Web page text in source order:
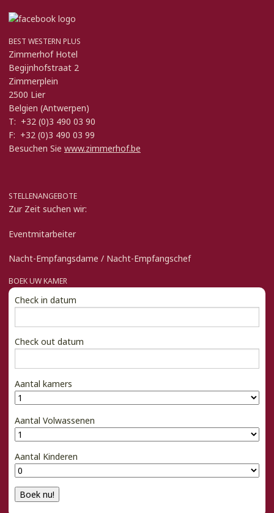
BEST WESTERN PLUS
Zimmerhof Hotel
Begijnhofstraat 2
Zimmerplein
2500 Lier
Belgien (Antwerpen)
T: +32 (0)3 490 03 90
F: +32 (0)3 490 03 99
Besuchen Sie www.zimmerhof.be
STELLENANGEBOTE
Zur Zeit suchen wir:
Eventmitarbeiter
Nacht-Empfangsdame / Nacht-Empfangschef
BOEK UW KAMER
Check in datum
Check out datum
Aantal kamers
Aantal Volwassenen
Aantal Kinderen